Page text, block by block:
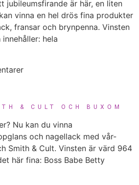
jubileumsfirande är här, en liten
vinna en hel drös fina produkter
fransar och brynpenna. Vinsten
hela
& CULT OCH BUXOM
Nu kan du vinna
och nagellack med vår-
Smith & Cult. Vinsten är värd 964
här fina: Boss Babe Betty